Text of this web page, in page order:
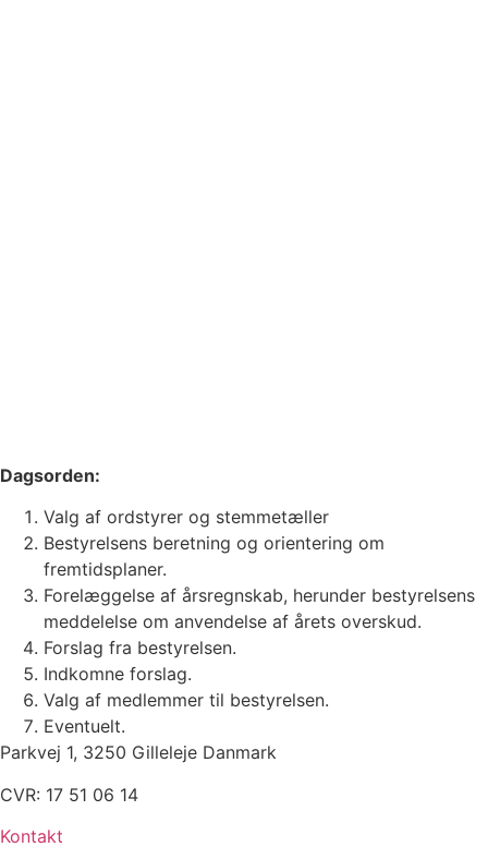
Dagsorden:
Valg af ordstyrer og stemmetæller
Bestyrelsens beretning og orientering om
fremtidsplaner.
Forelæggelse af årsregnskab, herunder bestyrelsens
meddelelse om anvendelse af årets overskud.
Forslag fra bestyrelsen.
Indkomne forslag.
Valg af medlemmer til bestyrelsen.
Eventuelt.
Parkvej 1, 3250 Gilleleje Danmark
CVR: 17 51 06 14
Kontakt